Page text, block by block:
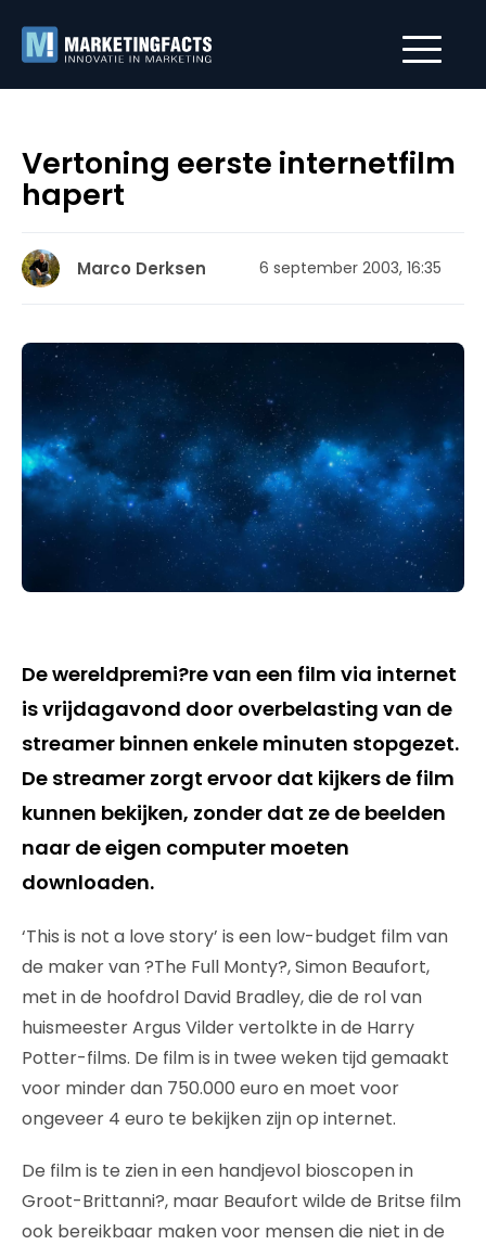
Vertoning eerste internetfilm
hapert
Marco Derksen 6 september 2003, 16:35
De wereldpremi?re van een film via internet
is vrijdagavond door overbelasting van de
streamer binnen enkele minuten stopgezet.
De streamer zorgt ervoor dat kijkers de film
kunnen bekijken, zonder dat ze de beelden
naar de eigen computer moeten
downloaden.
‘This is not a love story’ is een low-budget film van
de maker van ?The Full Monty?, Simon Beaufort,
met in de hoofdrol David Bradley, die de rol van
huismeester Argus Vilder vertolkte in de Harry
Potter-films. De film is in twee weken tijd gemaakt
voor minder dan 750.000 euro en moet voor
ongeveer 4 euro te bekijken zijn op internet.
De film is te zien in een handjevol bioscopen in
Groot-Brittanni?, maar Beaufort wilde de Britse film
ook bereikbaar maken voor mensen die niet in de